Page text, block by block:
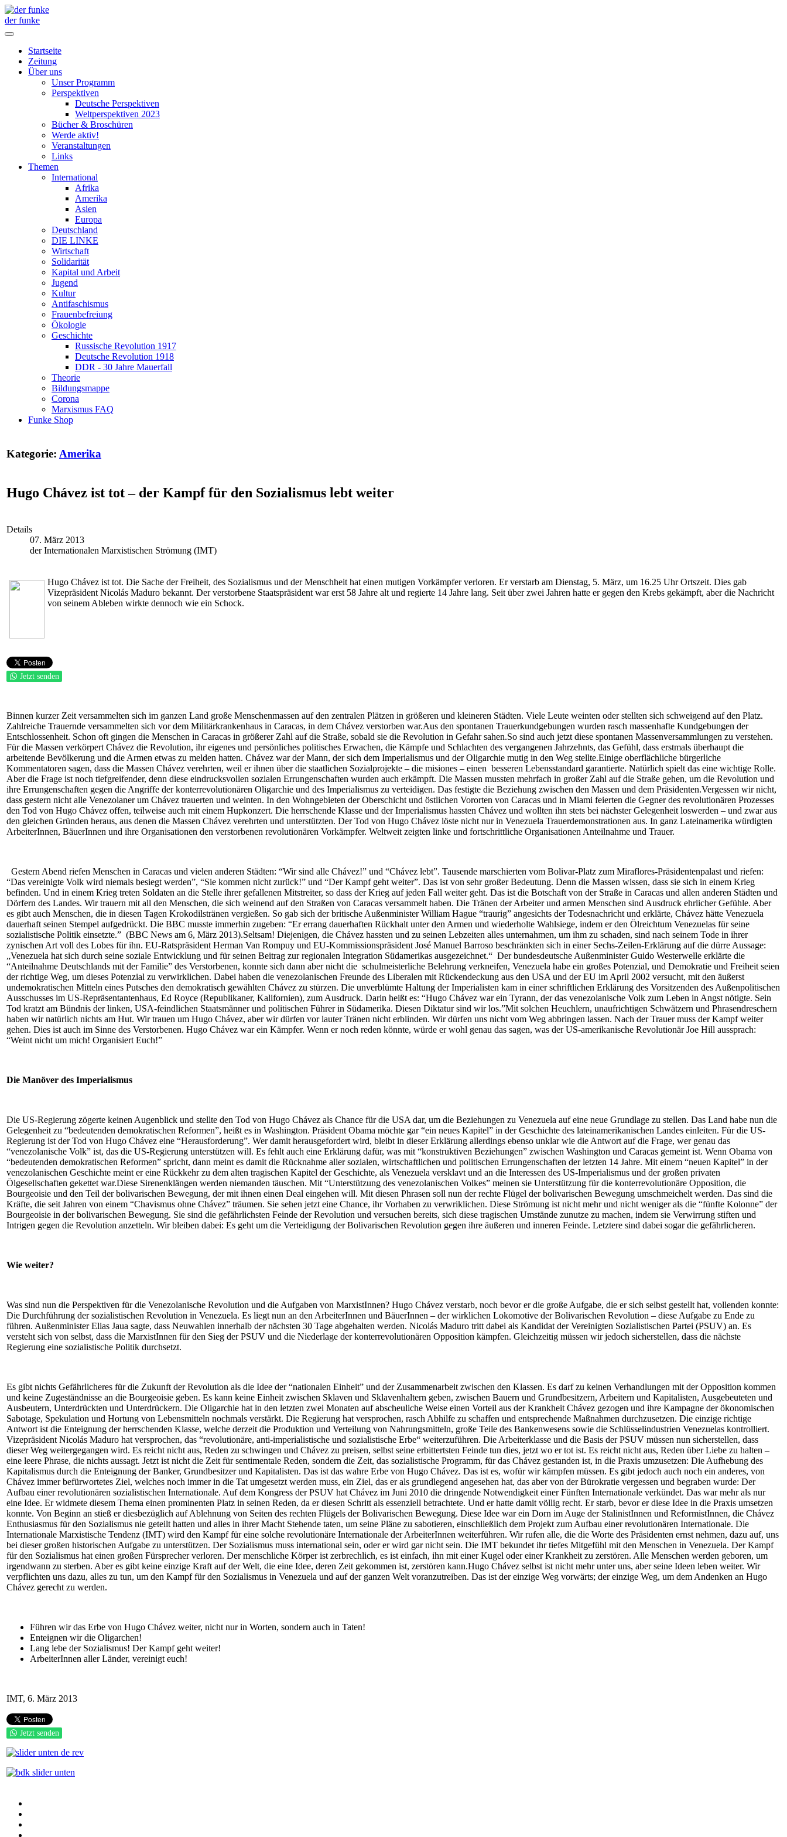
der funke
Startseite
Zeitung
Über uns
Unser Programm
Perspektiven
Deutsche Perspektiven
Weltperspektiven 2023
Bücher & Broschüren
Werde aktiv!
Veranstaltungen
Links
Themen
International
Afrika
Amerika
Asien
Europa
Deutschland
DIE LINKE
Wirtschaft
Solidarität
Kapital und Arbeit
Jugend
Kultur
Antifaschismus
Frauenbefreiung
Ökologie
Geschichte
Russische Revolution 1917
Deutsche Revolution 1918
DDR - 30 Jahre Mauerfall
Theorie
Bildungsmappe
Corona
Marxismus FAQ
Funke Shop
Kategorie: Amerika
Hugo Chávez ist tot – der Kampf für den Sozialismus lebt weiter
Details
07. März 2013
der Internationalen Marxistischen Strömung (IMT)
Hugo Chávez ist tot. Die Sache der Freiheit, des Sozialismus und der Menschheit hat einen mutigen Vorkämpfer verloren. Er verstarb am Dienstag, 5. März, um 16.25 Uhr Ortszeit. Dies gab
Vizepräsident Nicolás Maduro bekannt. Der verstorbene Staatspräsident war erst 58 Jahre alt und regierte 14 Jahre lang. Seit über zwei Jahren hatte er gegen den Krebs gekämpft, aber die Nachricht
von seinem Ableben wirkte dennoch wie ein Schock.
Jetzt senden
Binnen kurzer Zeit versammelten sich im ganzen Land große Menschenmassen auf den zentralen Plätzen in größeren und kleineren Städten. Viele Leute weinten oder stellten sich schweigend auf den Platz.
Zahlreiche Trauernde versammelten sich vor dem Militärkrankenhaus in Caracas, in dem Chávez verstorben war.Aus den spontanen Trauerkundgebungen wurden rasch massenhafte Kundgebungen der
Entschlossenheit. Schon oft gingen die Menschen in Caracas in größerer Zahl auf die Straße, sobald sie die Revolution in Gefahr sahen.So sind auch jetzt diese spontanen Massenversammlungen zu verstehen.
Für die Massen verkörpert Chávez die Revolution, ihr eigenes und persönliches politisches Erwachen, die Kämpfe und Schlachten des vergangenen Jahrzehnts, das Gefühl, dass erstmals überhaupt die
arbeitende Bevölkerung und die Armen etwas zu melden hatten. Chávez war der Mann, der sich dem Imperialismus und der Oligarchie mutig in den Weg stellte.Einige oberflächliche bürgerliche
Kommentatoren sagen, dass die Massen Chávez verehrten, weil er ihnen über die staatlichen Sozialprojekte – die misiones – einen besseren Lebensstandard garantierte. Natürlich spielt das eine wichtige Rolle.
Aber die Frage ist noch tiefgreifender, denn diese eindrucksvollen sozialen Errungenschaften wurden auch erkämpft. Die Massen mussten mehrfach in großer Zahl auf die Straße gehen, um die Revolution und
ihre Errungenschaften gegen die Angriffe der konterrevolutionären Oligarchie und des Imperialismus zu verteidigen. Das festigte die Beziehung zwischen den Massen und dem Präsidenten.Vergessen wir nicht,
dass gestern nicht alle Venezolaner um Chávez trauerten und weinten. In den Wohngebieten der Oberschicht und östlichen Vororten von Caracas und in Miami feierten die Gegner des revolutionären Prozesses
den Tod von Hugo Chávez offen, teilweise auch mit einem Hupkonzert. Die herrschende Klasse und der Imperialismus hassten Chávez und wollten ihn stets bei nächster Gelegenheit loswerden – und zwar aus
den gleichen Gründen heraus, aus denen die Massen Chávez verehrten und unterstützten. Der Tod von Hugo Chávez löste nicht nur in Venezuela Trauerdemonstrationen aus. In ganz Lateinamerika würdigten
ArbeiterInnen, BäuerInnen und ihre Organisationen den verstorbenen revolutionären Vorkämpfer. Weltweit zeigten linke und fortschrittliche Organisationen Anteilnahme und Trauer.
Gestern Abend riefen Menschen in Caracas und vielen anderen Städten: “Wir sind alle Chávez!” und “Chávez lebt”. Tausende marschierten vom Bolivar-Platz zum Miraflores-Präsidentenpalast und riefen:
“Das vereinigte Volk wird niemals besiegt werden”, “Sie kommen nicht zurück!” und “Der Kampf geht weiter”. Das ist von sehr großer Bedeutung. Denn die Massen wissen, dass sie sich in einem Krieg
befinden. Und in einem Krieg treten Soldaten an die Stelle ihrer gefallenen Mitstreiter, so dass der Krieg auf jeden Fall weiter geht. Das ist die Botschaft von der Straße in Caracas und allen anderen Städten und
Dörfern des Landes. Wir trauern mit all den Menschen, die sich weinend auf den Straßen von Caracas versammelt haben. Die Tränen der Arbeiter und armen Menschen sind Ausdruck ehrlicher Gefühle. Aber
es gibt auch Menschen, die in diesen Tagen Krokodilstränen vergießen. So gab sich der britische Außenminister William Hague “traurig” angesichts der Todesnachricht und erklärte, Chávez hätte Venezuela
dauerhaft seinen Stempel aufgedrückt. Die BBC musste immerhin zugeben: “Er errang dauerhaften Rückhalt unter den Armen und wiederholte Wahlsiege, indem er den Ölreichtum Venezuelas für seine
sozialistische Politik einsetzte.” (BBC News am 6, März 2013).Seltsam! Diejenigen, die Chávez hassten und zu seinen Lebzeiten alles unternahmen, um ihm zu schaden, sind nach seinem Tode in ihrer
zynischen Art voll des Lobes für ihn. EU-Ratspräsident Herman Van Rompuy und EU-Kommissionspräsident José Manuel Barroso beschränkten sich in einer Sechs-Zeilen-Erklärung auf die dürre Aussage:
„Venezuela hat sich durch seine soziale Entwicklung und für seinen Beitrag zur regionalen Integration Südamerikas ausgezeichnet.“ Der bundesdeutsche Außenminister Guido Westerwelle erklärte die
“Anteilnahme Deutschlands mit der Familie” des Verstorbenen, konnte sich dann aber nicht die schulmeisterliche Belehrung verkneifen, Venezuela habe ein großes Potenzial, und Demokratie und Freiheit seien
der richtige Weg, um dieses Potenzial zu verwirklichen. Dabei haben die venezolanischen Freunde des Liberalen mit Rückendeckung aus den USA und der EU im April 2002 versucht, mit den äußerst
undemokratischen Mitteln eines Putsches den demokratisch gewählten Chávez zu stürzen. Die unverblümte Haltung der Imperialisten kam in einer schriftlichen Erklärung des Vorsitzenden des Außenpolitischen
Ausschusses im US-Repräsentantenhaus, Ed Royce (Republikaner, Kalifornien), zum Ausdruck. Darin heißt es: “Hugo Chávez war ein Tyrann, der das venezolanische Volk zum Leben in Angst nötigte. Sein
Tod kratzt am Bündnis der linken, USA-feindlichen Staatsmänner und politischen Führer in Südamerika. Diesen Diktatur sind wir los.”Mit solchen Heuchlern, unaufrichtigen Schwätzern und Phrasendreschern
haben wir natürlich nichts am Hut. Wir trauen um Hugo Chávez, aber wir dürfen vor lauter Tränen nicht erblinden. Wir dürfen uns nicht vom Weg abbringen lassen. Nach der Trauer muss der Kampf weiter
gehen. Dies ist auch im Sinne des Verstorbenen. Hugo Chávez war ein Kämpfer. Wenn er noch reden könnte, würde er wohl genau das sagen, was der US-amerikanische Revolutionär Joe Hill aussprach:
“Weint nicht um mich! Organisiert Euch!”
Die Manöver des Imperialismus
Die US-Regierung zögerte keinen Augenblick und stellte den Tod von Hugo Chávez als Chance für die USA dar, um die Beziehungen zu Venezuela auf eine neue Grundlage zu stellen. Das Land habe nun die
Gelegenheit zu “bedeutenden demokratischen Reformen”, heißt es in Washington. Präsident Obama möchte gar “ein neues Kapitel” in der Geschichte des lateinamerikanischen Landes einleiten. Für die US-
Regierung ist der Tod von Hugo Chávez eine “Herausforderung”. Wer damit herausgefordert wird, bleibt in dieser Erklärung allerdings ebenso unklar wie die Antwort auf die Frage, wer genau das
“venezolanische Volk” ist, das die US-Regierung unterstützen will. Es fehlt auch eine Erklärung dafür, was mit “konstruktiven Beziehungen” zwischen Washington und Caracas gemeint ist. Wenn Obama von
“bedeutenden demokratischen Reformen” spricht, dann meint es damit die Rücknahme aller sozialen, wirtschaftlichen und politischen Errungenschaften der letzten 14 Jahre. Mit einem “neuen Kapitel” in der
venezolanischen Geschichte meint er eine Rückkehr zu dem alten tragischen Kapitel der Geschichte, als Venezuela versklavt und an die Interessen des US-Imperialismus und der großen privaten
Ölgesellschaften gekettet war.Diese Sirenenklängen werden niemanden täuschen. Mit “Unterstützung des venezolanischen Volkes” meinen sie Unterstützung für die konterrevolutionäre Opposition, die
Bourgeoisie und den Teil der bolivarischen Bewegung, der mit ihnen einen Deal eingehen will. Mit diesen Phrasen soll nun der rechte Flügel der bolivarischen Bewegung umschmeichelt werden. Das sind die
Kräfte, die seit Jahren von einem “Chavismus ohne Chávez” träumen. Sie sehen jetzt eine Chance, ihr Vorhaben zu verwriklichen. Diese Strömung ist nicht mehr und nicht weniger als die “fünfte Kolonne” der
Bourgeoisie in der bolivarischen Bewegung. Sie sind die gefährlichsten Feinde der Revolution und versuchen bereits, sich diese tragischen Umstände zunutze zu machen, indem sie Verwirrung stiften und
Intrigen gegen die Revolution anzetteln. Wir bleiben dabei: Es geht um die Verteidigung der Bolivarischen Revolution gegen ihre äußeren und inneren Feinde. Letztere sind dabei sogar die gefährlicheren.
Wie weiter?
Was sind nun die Perspektiven für die Venezolanische Revolution und die Aufgaben von MarxistInnen? Hugo Chávez verstarb, noch bevor er die große Aufgabe, die er sich selbst gestellt hat, vollenden konnte:
Die Durchführung der sozialistischen Revolution in Venezuela. Es liegt nun an den ArbeiterInnen und BäuerInnen – der wirklichen Lokomotive der Bolivarischen Revolution – diese Aufgabe zu Ende zu
führen. Außenminister Elias Jaua sagte, dass Neuwahlen innerhalb der nächsten 30 Tage abgehalten werden. Nicolás Maduro tritt dabei als Kandidat der Vereinigten Sozialistischen Partei (PSUV) an. Es
versteht sich von selbst, dass die MarxistInnen für den Sieg der PSUV und die Niederlage der konterrevolutionären Opposition kämpfen. Gleichzeitig müssen wir jedoch sicherstellen, dass die nächste
Regierung eine sozialistische Politik durchsetzt.
Es gibt nichts Gefährlicheres für die Zukunft der Revolution als die Idee der “nationalen Einheit” und der Zusammenarbeit zwischen den Klassen. Es darf zu keinen Verhandlungen mit der Opposition kommen
und keine Zugeständnisse an die Bourgeoisie geben. Es kann keine Einheit zwischen Sklaven und Sklavenhaltern geben, zwischen Bauern und Grundbesitzern, Arbeitern und Kapitalisten, Ausgebeuteten und
Ausbeutern, Unterdrückten und Unterdrückern. Die Oligarchie hat in den letzten zwei Monaten auf abscheuliche Weise einen Vorteil aus der Krankheit Chávez gezogen und ihre Kampagne der ökonomischen
Sabotage, Spekulation und Hortung von Lebensmitteln nochmals verstärkt. Die Regierung hat versprochen, rasch Abhilfe zu schaffen und entsprechende Maßnahmen durchzusetzen. Die einzige richtige
Antwort ist die Enteignung der herrschenden Klasse, welche derzeit die Produktion und Verteilung von Nahrungsmitteln, große Teile des Bankenwesens sowie die Schlüsselindustrien Venezuelas kontrolliert.
Vizepräsident Nicolás Maduro hat versprochen, das “revolutionäre, anti-imperialistische und sozialistische Erbe“ weiterzuführen. Die Arbeiterklasse und die Basis der PSUV müssen nun sicherstellen, dass
dieser Weg weitergegangen wird. Es reicht nicht aus, Reden zu schwingen und Chávez zu preisen, selbst seine erbittertsten Feinde tun dies, jetzt wo er tot ist. Es reicht nicht aus, Reden über Liebe zu halten –
eine leere Phrase, die nichts aussagt. Jetzt ist nicht die Zeit für sentimentale Reden, sondern die Zeit, das sozialistische Programm, für das Chávez gestanden ist, in die Praxis umzusetzen: Die Aufhebung des
Kapitalismus durch die Enteignung der Banker, Grundbesitzer und Kapitalisten. Das ist das wahre Erbe von Hugo Chávez. Das ist es, wofür wir kämpfen müssen. Es gibt jedoch auch noch ein anderes, von
Chávez immer befürwortetes Ziel, welches noch immer in die Tat umgesetzt werden muss, ein Ziel, das er als grundlegend angesehen hat, das aber von der Bürokratie vergessen und begraben wurde: Der
Aufbau einer revolutionären sozialistischen Internationale. Auf dem Kongress der PSUV hat Chávez im Juni 2010 die dringende Notwendigkeit einer Fünften Internationale verkündet. Das war mehr als nur
eine Idee. Er widmete diesem Thema einen prominenten Platz in seinen Reden, da er diesen Schritt als essenziell betrachtete. Und er hatte damit völlig recht. Er starb, bevor er diese Idee in die Praxis umsetzen
konnte. Von Beginn an stieß er diesbezüglich auf Ablehnung von Seiten des rechten Flügels der Bolivarischen Bewegung. Diese Idee war ein Dorn im Auge der StalinistInnen und ReformistInnen, die Chávez
Enthusiasmus für den Sozialismus nie geteilt hatten und alles in ihrer Macht Stehende taten, um seine Pläne zu sabotieren, einschließlich dem Projekt zum Aufbau einer revolutionären Internationale. Die
Internationale Marxistische Tendenz (IMT) wird den Kampf für eine solche revolutionäre Internationale der ArbeiterInnen weiterführen. Wir rufen alle, die die Worte des Präsidenten ernst nehmen, dazu auf, uns
bei dieser großen historischen Aufgabe zu unterstützen. Der Sozialismus muss international sein, oder er wird gar nicht sein. Die IMT bekundet ihr tiefes Mitgefühl mit den Menschen in Venezuela. Der Kampf
für den Sozialismus hat einen großen Fürsprecher verloren. Der menschliche Körper ist zerbrechlich, es ist einfach, ihn mit einer Kugel oder einer Krankheit zu zerstören. Alle Menschen werden geboren, um
irgendwann zu sterben. Aber es gibt keine einzige Kraft auf der Welt, die eine Idee, deren Zeit gekommen ist, zerstören kann.Hugo Chávez selbst ist nicht mehr unter uns, aber seine Ideen leben weiter. Wir
verpflichten uns dazu, alles zu tun, um den Kampf für den Sozialismus in Venezuela und auf der ganzen Welt voranzutreiben. Das ist der einzige Weg vorwärts; der einzige Weg, um dem Andenken an Hugo
Chávez gerecht zu werden.
Führen wir das Erbe von Hugo Chávez weiter, nicht nur in Worten, sondern auch in Taten!
Enteignen wir die Oligarchen!
Lang lebe der Sozialismus! Der Kampf geht weiter!
ArbeiterInnen aller Länder, vereinigt euch!
IMT, 6. März 2013
Jetzt senden